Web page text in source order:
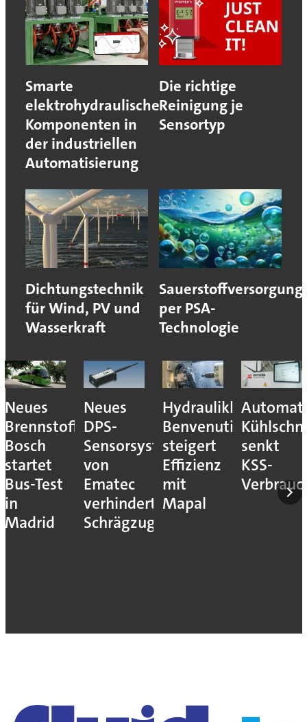
Smarte
elektrohydraulische
Komponenten in
der industriellen
Automatisierung
Die richtige
Reinigung je
Sensortyp
Dichtungstechnik
für Wind, PV und
Wasserkraft
Sauerstoffversorgung
per PSA-
Technologie
Neues
Brennstoffzellensystem:
Bosch
startet
Bus-Test
in
Madrid
Neues
DPS-
Sensorsystem
von
Ematec
verhindert
Schrägzug
Hydraulikhersteller
Benvenuti
steigert
Effizienz
mit
Mapal
senkt
KSS-